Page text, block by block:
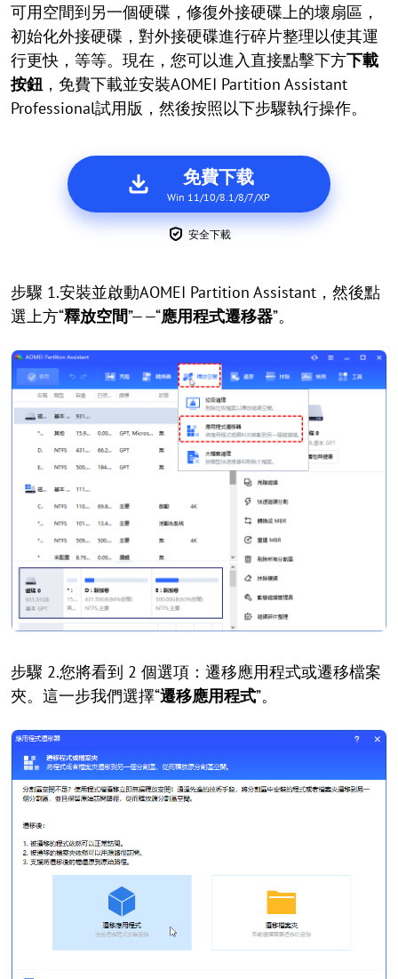
可用空間到另一個硬碟，修復外接硬碟上的壞扇區，
初始化外接硬碟，對外接硬碟進行碎片整理以使其運
行更快，等等。現在，您可以進入直接點擊下方下載
按鈕 ，免費下載並安裝AOMEI Partition Assistant
Professional試用版，然後按照以下步驟執行操作。
免費下载
Win 11/10/8.1/8/7/XP
安全下載
步驟 1.安裝並啟動AOMEI Partition Assistant，然後點
選上方“釋放空間”——“應用程式遷移器”。
步驟 2.您將看到 2 個選項：遷移應用程式或遷移檔案
夾。這一步我們選擇“遷移應用程式”。